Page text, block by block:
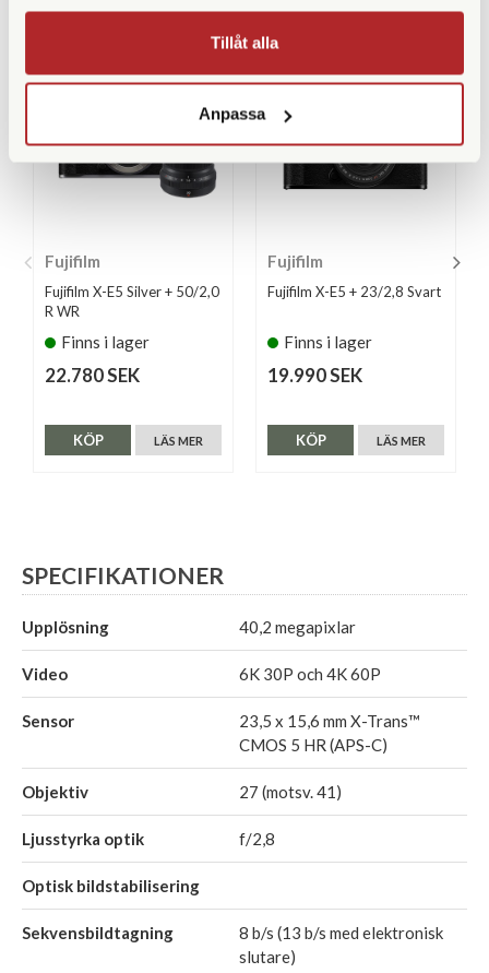
Tillåt alla
Anpassa
LIKNANDE PRODUKTER
Fujifilm
Fujifilm X-E5 Silver + 50/2,0
R WR
Finns i lager
22.780 SEK
LÄS MER
KÖP
Fujifilm
Fujifilm X-E5 + 23/2,8 Svart
Finns i lager
19.990 SEK
LÄS MER
KÖP
SPECIFIKATIONER
Upplösning 40,2 megapixlar
Video 6K 30P och 4K 60P
Sensor
23,5 x 15,6 mm X-Trans™
CMOS 5 HR (APS-C)
Objektiv 27 (motsv. 41)
Ljusstyrka optik f/2,8
Optisk bildstabilisering
Sekvensbildtagning
8 b/s (13 b/s med elektronisk
slutare)